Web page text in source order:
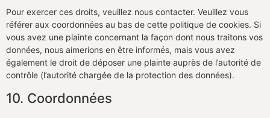
Pour exercer ces droits, veuillez nous contacter. Veuillez vous
référer aux coordonnées au bas de cette politique de cookies. Si
vous avez une plainte concernant la façon dont nous traitons vos
données, nous aimerions en être informés, mais vous avez
également le droit de déposer une plainte auprès de l’autorité de
contrôle (l’autorité chargée de la protection des données).
10. Coordonnées